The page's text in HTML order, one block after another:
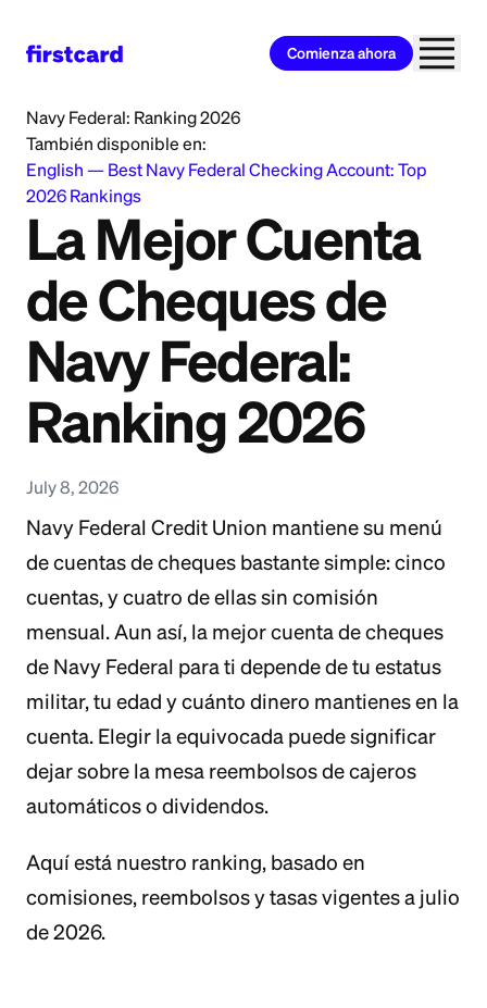
Comienza ahora
Navy Federal: Ranking 2026
También disponible en:
English — Best Navy Federal Checking Account: Top
2026 Rankings
La Mejor Cuenta
de Cheques de
Navy Federal:
Ranking 2026
July 8, 2026
Navy Federal Credit Union mantiene su menú
de cuentas de cheques bastante simple: cinco
cuentas, y cuatro de ellas sin comisión
mensual. Aun así, la mejor cuenta de cheques
de Navy Federal para ti depende de tu estatus
militar, tu edad y cuánto dinero mantienes en la
cuenta. Elegir la equivocada puede significar
dejar sobre la mesa reembolsos de cajeros
automáticos o dividendos.
Aquí está nuestro ranking, basado en
comisiones, reembolsos y tasas vigentes a julio
de 2026.